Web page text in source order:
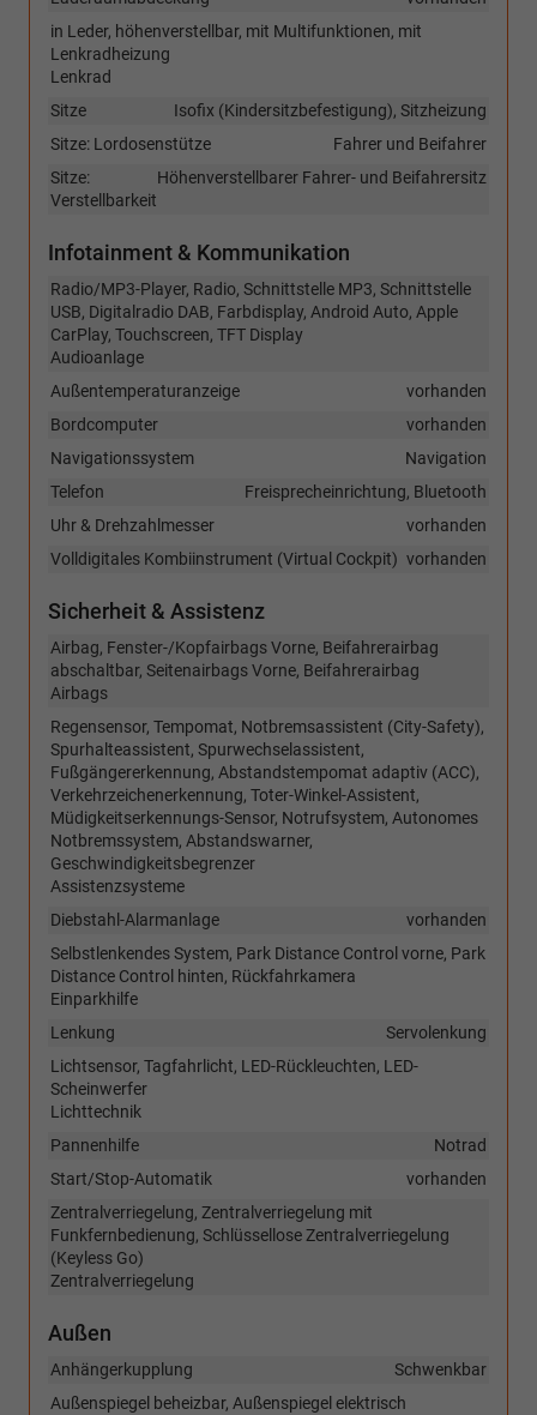
in Leder, höhenverstellbar, mit Multifunktionen, mit
Lenkradheizung
Lenkrad
Isofix (Kindersitzbefestigung), Sitzheizung
Sitze
Fahrer und Beifahrer
Sitze: Lordosenstütze
Höhenverstellbarer Fahrer- und Beifahrersitz
Sitze:
Verstellbarkeit
Infotainment & Kommunikation
Radio/MP3-Player, Radio, Schnittstelle MP3, Schnittstelle
USB, Digitalradio DAB, Farbdisplay, Android Auto, Apple
CarPlay, Touchscreen, TFT Display
Audioanlage
vorhanden
Außentemperaturanzeige
vorhanden
Bordcomputer
Navigation
Navigationssystem
Freisprecheinrichtung, Bluetooth
Telefon
vorhanden
Uhr & Drehzahlmesser
vorhanden
Volldigitales Kombiinstrument (Virtual Cockpit)
Sicherheit & Assistenz
Airbag, Fenster-/Kopfairbags Vorne, Beifahrerairbag
abschaltbar, Seitenairbags Vorne, Beifahrerairbag
Airbags
Regensensor, Tempomat, Notbremsassistent (City-Safety),
Spurhalteassistent, Spurwechselassistent,
Fußgängererkennung, Abstandstempomat adaptiv (ACC),
Verkehrzeichenerkennung, Toter-Winkel-Assistent,
Müdigkeitserkennungs-Sensor, Notrufsystem, Autonomes
Notbremssystem, Abstandswarner,
Geschwindigkeitsbegrenzer
Assistenzsysteme
vorhanden
Diebstahl-Alarmanlage
Selbstlenkendes System, Park Distance Control vorne, Park
Distance Control hinten, Rückfahrkamera
Einparkhilfe
Servolenkung
Lenkung
Lichtsensor, Tagfahrlicht, LED-Rückleuchten, LED-
Scheinwerfer
Lichttechnik
Notrad
Pannenhilfe
vorhanden
Start/Stop-Automatik
Zentralverriegelung, Zentralverriegelung mit
Funkfernbedienung, Schlüssellose Zentralverriegelung
(Keyless Go)
Zentralverriegelung
Außen
Schwenkbar
Anhängerkupplung
Außenspiegel beheizbar, Außenspiegel elektrisch